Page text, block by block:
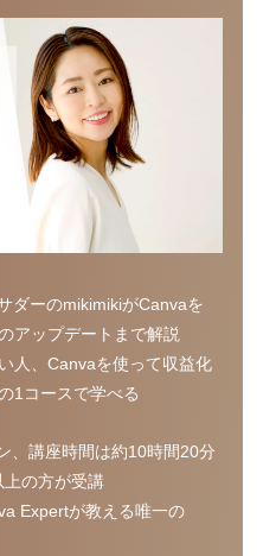
ダーのmikimikiがCanvaを
アップデートまで解説
人、Canvaを使って収益化
1コースで学べる
、講座時間は約10時間20分
上の方が受講
Expertが教える唯一の